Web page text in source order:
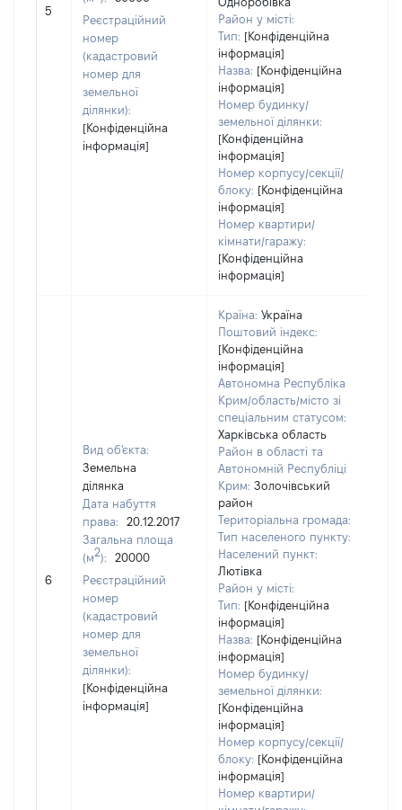
5
Реєстраційний
номер
(кадастровий
номер для
земельної
ділянки):
[Конфіденційна
інформація]
Район у місті:
Тип: [Конфіденційна
інформація]
Назва: [Конфіденційна
інформація]
Номер будинку/
земельної ділянки:
[Конфіденційна
інформація]
Номер корпусу/секції/
блоку: [Конфіденційна
інформація]
Номер квартири/
кімнати/гаражу:
[Конфіденційна
інформація]
6
Вид об'єкта:
Земельна
ділянка
Дата набуття
права:
20.12.2017
Загальна площа
(м2):
20000
Реєстраційний
номер
(кадастровий
номер для
земельної
ділянки):
[Конфіденційна
інформація]
Країна: Україна
Поштовий індекс:
[Конфіденційна
інформація]
Автономна Республіка
Крим/область/місто зі
спеціальним статусом:
Харківська область
Район в області та
Автономній Республіці
Крим: Золочівський
район
Територіальна громада:
Тип населеного пункту:
Населений пункт:
Лютівка
Район у місті:
Тип: [Конфіденційна
інформація]
Назва: [Конфіденційна
інформація]
Номер будинку/
земельної ділянки:
[Конфіденційна
інформація]
Номер корпусу/секції/
блоку: [Конфіденційна
інформація]
Номер квартири/